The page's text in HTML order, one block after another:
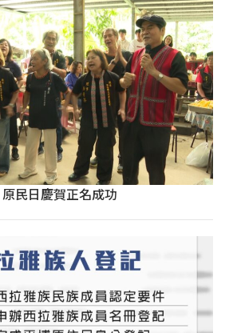
民日慶賀正名成功